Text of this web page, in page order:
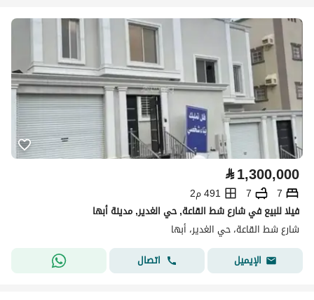
⃁1,300,000
7
7
491 م2
فيلا للبيع في شارع شط القاعة, حي الغدير, مدينة أبها
شارع شط القاعة، حي الغدير، أبها
الإيميل
اتصال